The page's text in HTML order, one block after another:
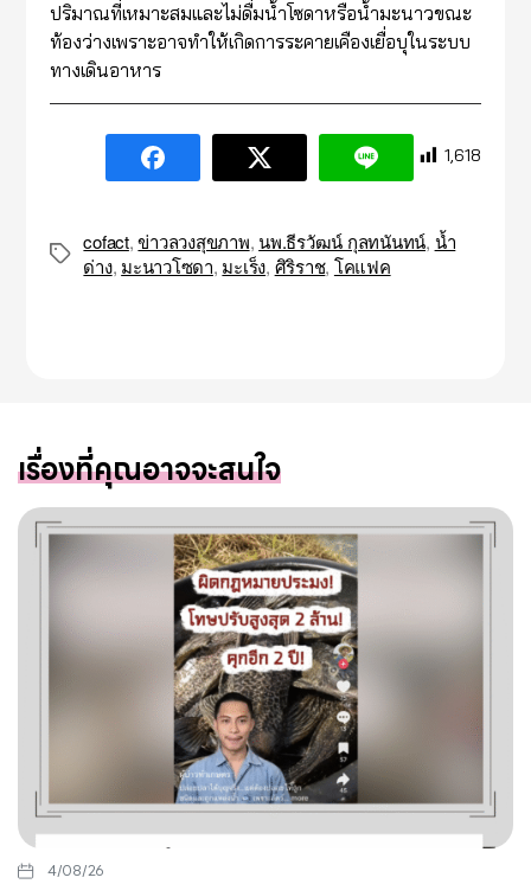
ปริมาณที่เหมาะสมและไม่ดื่มน้ำโซดาหรือน้ำมะนาวขณะ
ท้องว่างเพราะอาจทำให้เกิดการระคายเคืองเยื่อบุในระบบ
ทางเดินอาหาร
1,618
Tags
cofact,ข่าวลวงสุขภาพ,นพ.ธีรวัฒน์ กุลทนันทน์, น้ำ
ด่าง, มะนาวโซดา, มะเร็ง, ศิริราช, โคแฟค
เรื่องที่คุณอาจจะสนใจ
4/08/26